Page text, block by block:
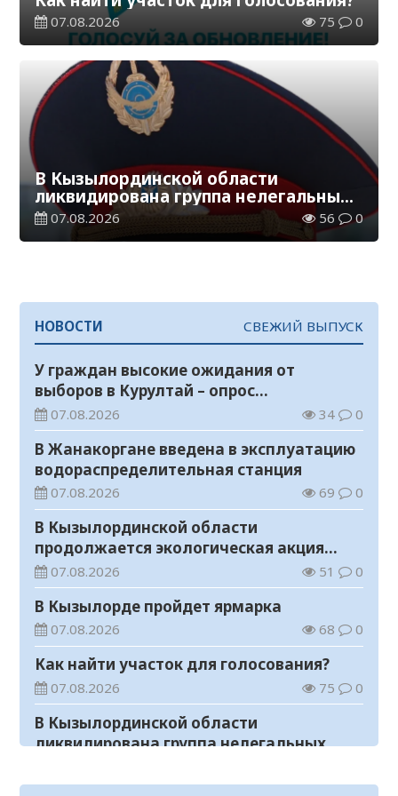
07.08.2026 75 0
В Кызылординской области
ликвидирована группа нелегальных
добытчиков золота
07.08.2026 56 0
НОВОСТИ СВЕЖИЙ ВЫПУСК
У граждан высокие ожидания от
выборов в Курултай – опрос
общественного мнения
07.08.2026 34 0
В Жанакоргане введена в эксплуатацию
водораспределительная станция
07.08.2026 69 0
В Кызылординской области
продолжается экологическая акция
«Таза Қазақстан»
07.08.2026 51 0
В Кызылорде пройдет ярмарка
07.08.2026 68 0
Как найти участок для голосования?
07.08.2026 75 0
В Кызылординской области
ликвидирована группа нелегальных